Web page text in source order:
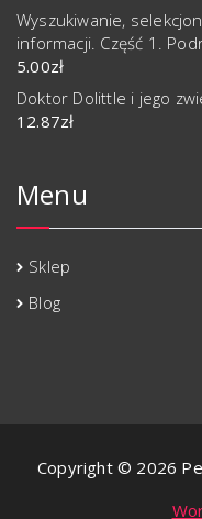
Wyszukiwanie,
informacji. Część 1.
5.00zł
Doktor Dolittle i jego
12.87zł
Menu
Sklep
Blog
Copyright © 2026